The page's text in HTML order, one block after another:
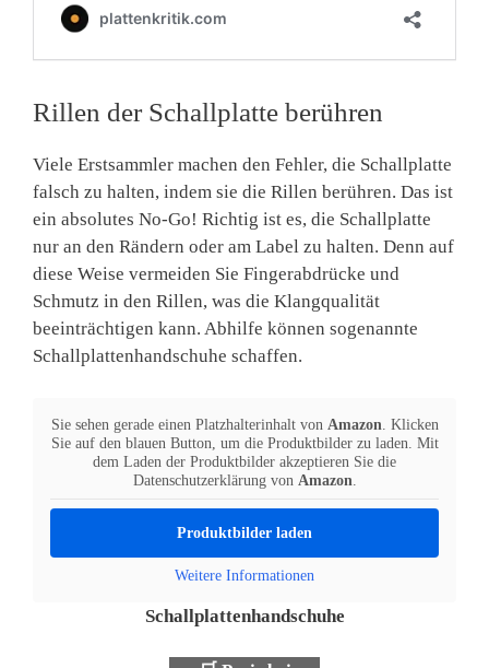
Rillen der Schallplatte berühren
Viele Erstsammler machen den Fehler, die Schallplatte
falsch zu halten, indem sie die Rillen berühren. Das ist
ein absolutes No-Go! Richtig ist es, die Schallplatte
nur an den Rändern oder am Label zu halten. Denn auf
diese Weise vermeiden Sie Fingerabdrücke und
Schmutz in den Rillen, was die Klangqualität
beeinträchtigen kann. Abhilfe können sogenannte
Schallplattenhandschuhe schaffen.
Sie sehen gerade einen Platzhalterinhalt von Amazon . Klicken
Sie auf den blauen Button, um die Produktbilder zu laden. Mit
dem Laden der Produktbilder akzeptieren Sie die
Datenschutzerklärung von Amazon
Produktbilder laden
Weitere Informationen
Schallplattenhandschuhe